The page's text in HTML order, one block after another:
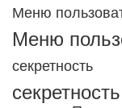
Меню
Меню
секретность
секретность